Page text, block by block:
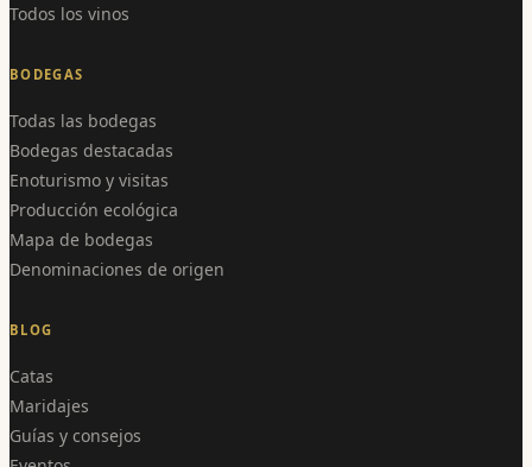
Todos los vinos
BODEGAS
Todas las bodegas
Bodegas destacadas
Enoturismo y visitas
Producción ecológica
Mapa de bodegas
Denominaciones de origen
BLOG
Catas
Maridajes
Guías y consejos